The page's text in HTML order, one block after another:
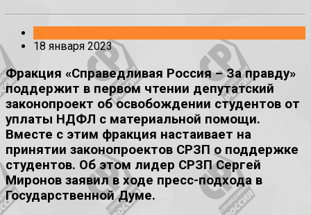
18 января 2023
Фракция «Справедливая Россия – За правду»
поддержит в первом чтении депутатский
законопроект об освобождении студентов от
уплаты НДФЛ с материальной помощи.
Вместе с этим фракция настаивает на
принятии законопроектов СРЗП о поддержке
студентов. Об этом лидер СРЗП Сергей
Миронов заявил в ходе пресс-подхода в
Государственной Думе.